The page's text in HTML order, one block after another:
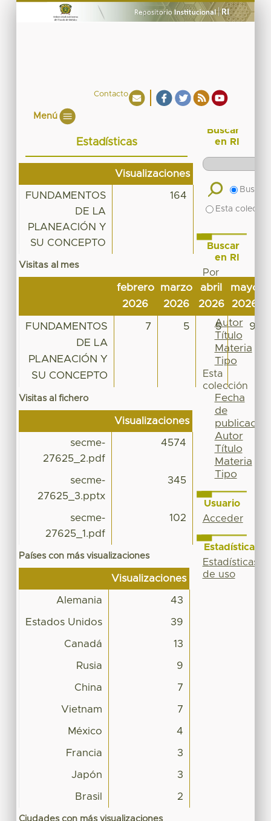
Contacto
Menú
Estadísticas
Visualizaciones
FUNDAMENTOS
DE LA
PLANEACIÓN Y
SU CONCEPTO
164
Visitas al mes
febrero
2026
marzo
2026
abril
2026
mayo
2026
FUNDAMENTOS
DE LA
PLANEACIÓN Y
SU CONCEPTO
7 5 5 9
Visitas al fichero
Visualizaciones
secme-
27625_2.pdf
4574
secme-
27625_3.pptx
345
secme-
27625_1.pdf
102
Países con más visualizaciones
Visualizaciones
Alemania 43
Estados Unidos 39
Canadá 13
Rusia 9
China 7
Vietnam 7
México 4
Francia 3
Japón 3
Brasil 2
Ciudades con más visualizaciones
Buscar
en RI
Buscar
Esta
Buscar
en RI
Por
Fecha
de
publicación
Autor
Título
Materia
Tipo
Esta
colección
Fecha
de
publicación
Autor
Título
Materia
Tipo
Usuario
Acceder
Estadísticas
Estadísticas
de uso